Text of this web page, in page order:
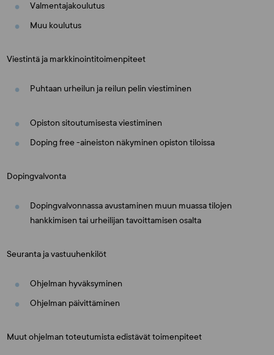
Valmentajakoulutus
Muu koulutus
Viestintä ja markkinointitoimenpiteet
Puhtaan urheilun ja reilun pelin viestiminen
Opiston sitoutumisesta viestiminen
Doping free -aineiston näkyminen opiston tiloissa
Dopingvalvonta
Dopingvalvonnassa avustaminen muun muassa tilojen
hankkimisen tai urheilijan tavoittamisen osalta
Seuranta ja vastuuhenkilöt
Ohjelman hyväksyminen
Ohjelman päivittäminen
Muut ohjelman toteutumista edistävät toimenpiteet